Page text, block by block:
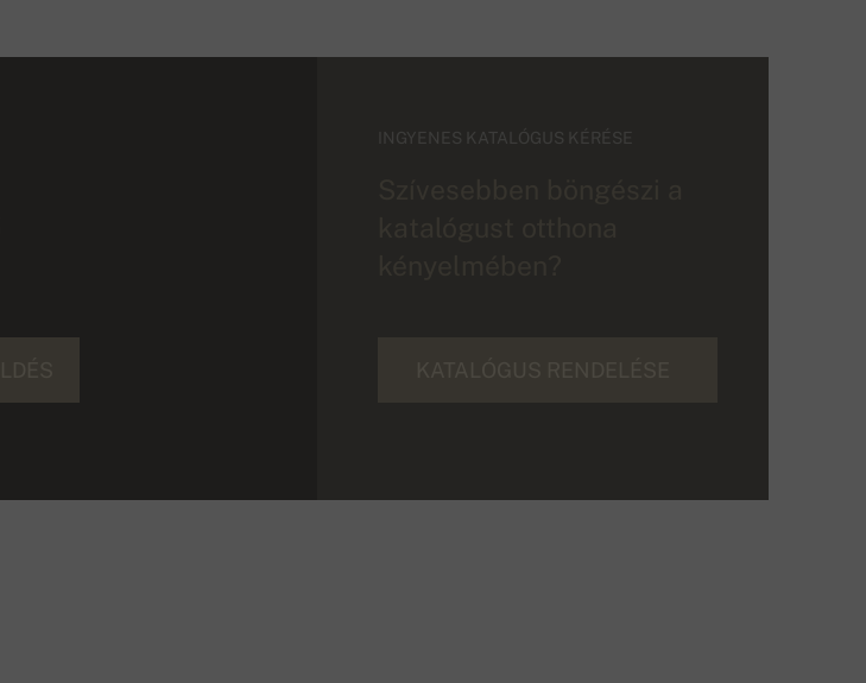
INGYENES KATALÓGUS KÉRÉSE